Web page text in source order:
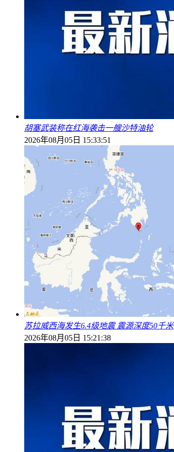
胡塞武装称在红海袭击一艘沙特油轮
2026年08月05日 15:33:51
苏拉威西海发生6.4级地震 震源深度50千米
2026年08月05日 15:21:38